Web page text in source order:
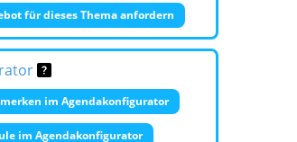
für dieses Thema anfordern
im Agendakonfigurator
im Agendakonfigurator